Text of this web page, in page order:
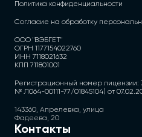
Политика конфиденциальности
Согласие на обработку
ООО "ВЭБГЕТ"
ОГРН 1177154022760
ИНН 7118021632
КПП 711801001
Регистрационный номер лицензии:
№ Л064-00111-77/01845104) от
143360, Апрелевка, улица
Фадеева, 20
Контакты